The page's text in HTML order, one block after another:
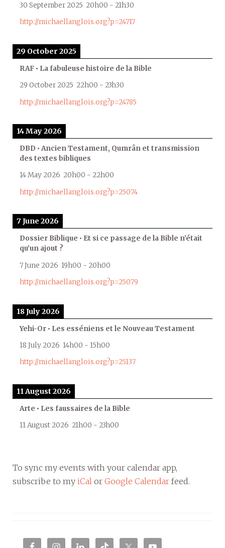
30 September 2025 20h00 - 21h30
http://michaellanglois.org?p=24717
29 October 2025
RAF • La fabuleuse histoire de la Bible
29 October 2025 22h00 - 23h30
http://michaellanglois.org?p=24785
14 May 2026
DBD • Ancien Testament, Qumrân et transmission
des textes bibliques
14 May 2026 20h00 - 22h00
http://michaellanglois.org?p=25074
7 June 2026
Dossier Biblique • Et si ce passage de la Bible n’était
qu’un ajout ?
7 June 2026 19h00 - 20h00
http://michaellanglois.org?p=25079
18 July 2026
Yehi-Or • Les esséniens et le Nouveau Testament
18 July 2026 14h00 - 15h00
http://michaellanglois.org?p=25137
11 August 2026
Arte • Les faussaires de la Bible
11 August 2026 21h00 - 23h00
To sync my events with your calendar app,
subscribe to my iCal or Google Calendar feed.